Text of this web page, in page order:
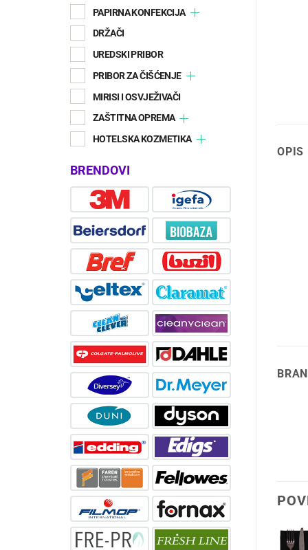
PAPIRNA KONFEKCIJA
DRŽAČI
UREDSKI PRIBOR
PRIBOR ZA ČIŠĆENJE
MIRISI I OSVJEŽIVAČI
ZAŠTITNA OPREMA
HOTELSKA KOZMETIKA
BRENDOVI
OPIS